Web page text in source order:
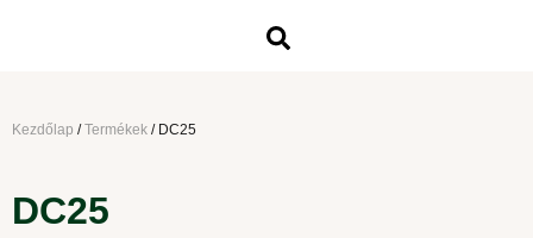
Kezdőlap /Termékek / DC25
DC25